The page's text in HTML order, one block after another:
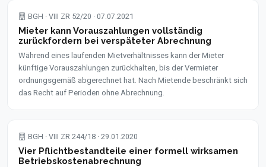
BGH · VIII ZR 52/20 · 07.07.2021
Mieter kann Vorauszahlungen vollständig
zurückfordern bei verspäteter Abrechnung
Während eines laufenden Mietverhältnisses kann der Mieter
künftige Vorauszahlungen zurückhalten, bis der Vermieter
ordnungsgemäß abgerechnet hat. Nach Mietende beschränkt sich
das Recht auf Perioden ohne Abrechnung.
BGH · VIII ZR 244/18 · 29.01.2020
Vier Pflichtbestandteile einer formell wirksamen
Betriebskostenabrechnung